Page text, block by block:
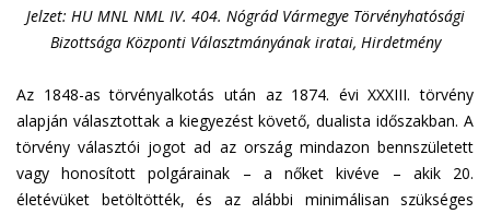
Jelzet: HU MNL NML IV. 404. Nógrád Vármegye Törvényhatósági
Bizottsága Központi Választmányának iratai, Hirdetmény
Az 1848-as törvényalkotás után az 1874. évi XXXIII. törvény
alapján választottak a kiegyezést követő, dualista időszakban. A
törvény választói jogot ad az ország mindazon bennszületett
vagy honosított polgárainak – a nőket kivéve – akik 20.
életévüket betöltötték, és az alábbi minimálisan szükséges